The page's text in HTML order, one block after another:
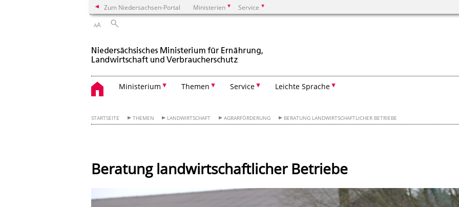
Zum Niedersachsen-Portal Ministerien Service
AA
Ministerium Themen Service Leichte Sprache
STARTSEITE THEMEN LANDWIRTSCHAFT AGRARFÖRDERUNG BERATUNG LANDWIRTSCHAFTLICHER BETRIEBE
Beratung landwirtschaftlicher Betriebe